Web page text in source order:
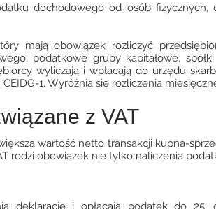
dochodowego od osób
mają obowiązek rozliczyć
podatkowe grupy kapitałowe,
wyliczają i wpłacają do urzędu
1. Wyróżnia się rozliczenia
z VAT
wartość netto transakcji kupna-
rodzi obowiązek nie tylko naliczenia
deklarację i opłacają podatek do